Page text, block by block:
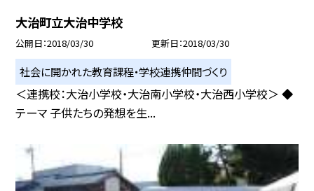
大治町立大治中学校
公開日 2018/03/30 更新日 2018/03/30
社会に開かれた教育課程・学校連携仲間づくり
＜連携校：大治小学校・大治南小学校・大治西小学校＞ ◆
テーマ 子供たちの発想を生...